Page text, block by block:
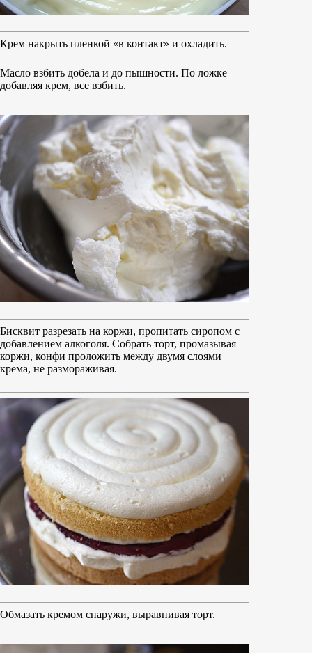
Крем накрыть пленкой «в контакт» и охладить.
Масло взбить добела и до пышности. По ложке
добавляя крем, все взбить.
Бисквит разрезать на коржи, пропитать сиропом с
добавлением алкоголя. Собрать торт, промазывая
коржи, конфи проложить между двумя слоями
крема, не размораживая.
Обмазать кремом снаружи, выравнивая торт.